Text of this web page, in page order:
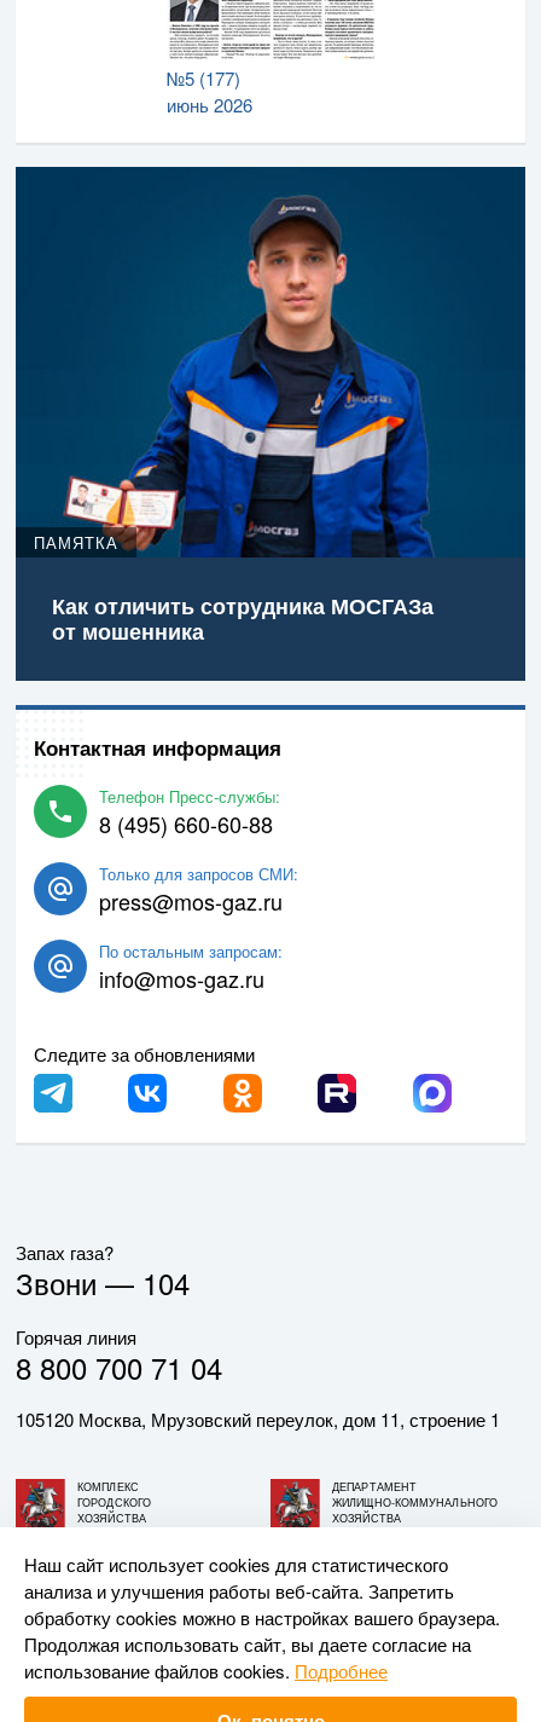
№5 (177)
июнь 2026
ПАМЯТКА
Как отличить сотрудника МОСГАЗа
от мошенника
Контактная информация
Телефон Пресс-службы:
8 (495) 660-60-88
Только для запросов СМИ:
press@mos-gaz.ru
По остальным запросам:
info@mos-gaz.ru
Следите за обновлениями
Запах газа?
Звони — 104
Горячая линия
8 800 700 71 04
105120 Москва, Мрузовский переулок, дом 11, строение 1
КОМПЛЕКС
ГОРОДСКОГО
ХОЗЯЙСТВА
ДЕПАРТАМЕНТ
ЖИЛИЩНО-КОММУНАЛЬНОГО
ХОЗЯЙСТВА
© АО «МОСГАЗ», 2026. При использовании материалов
ссылка на сайт обязательна.
Разработка и поддержка —Upriver
Наш сайт использует cookies для статистического
анализа и улучшения работы веб-сайта. Запретить
обработку cookies можно в настройках вашего браузера.
Продолжая использовать сайт, вы даете согласие на
использование файлов cookies. Подробнее